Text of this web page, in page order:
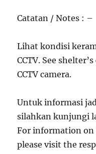
Catatan / Notes : –
Lihat kondisi
CCTV. See
CCTV camera.
Untuk informasi
silahkan kunjungi
For information on
please visit the